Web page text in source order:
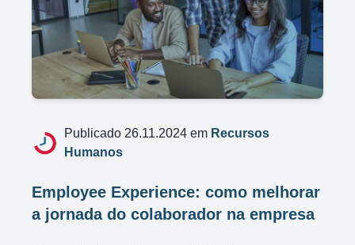
Publicado 26.11.2024 em Recursos
Humanos
Employee Experience: como melhorar
a jornada do colaborador na empresa